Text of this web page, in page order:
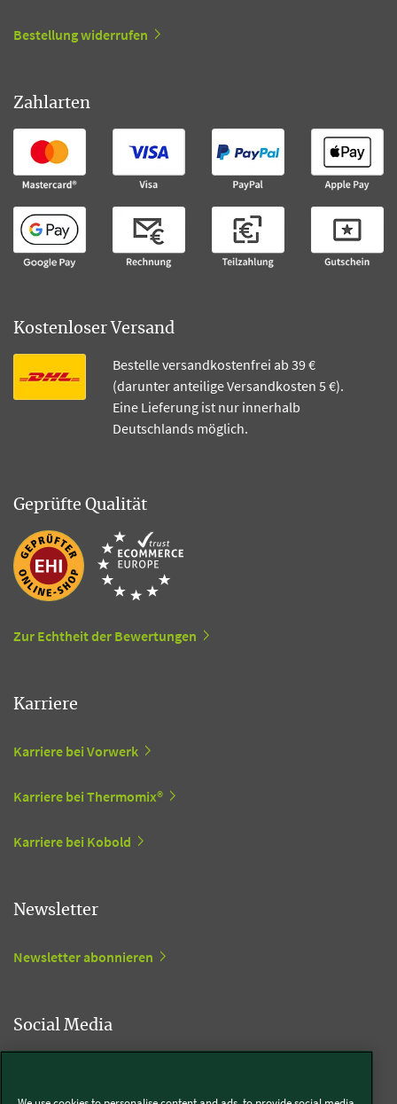
Bestellung widerrufen
Zahlarten
Kostenloser Versand
Bestelle versandkostenfrei ab 39 €
(darunter anteilige Versandkosten 5 €).
Eine Lieferung ist nur innerhalb
Deutschlands möglich.
Geprüfte Qualität
Zur Echtheit der Bewertungen
Karriere
Karriere bei Vorwerk
Karriere bei Thermomix®
Karriere bei Kobold
Newsletter
Newsletter abonnieren
Social Media